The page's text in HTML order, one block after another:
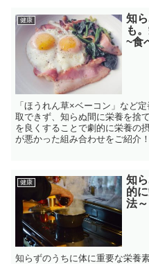
健康
知
も
~食
「ほうれん草×ベーコン」など
取できず、知らぬ間に栄養を捨
を良くすることで劇的に栄養の
が悪かった組み合わせをご紹介！
健康
知
的
法～
知らずのうちに体に重要な栄養